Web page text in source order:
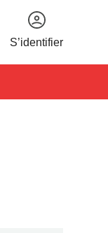
S’identifier